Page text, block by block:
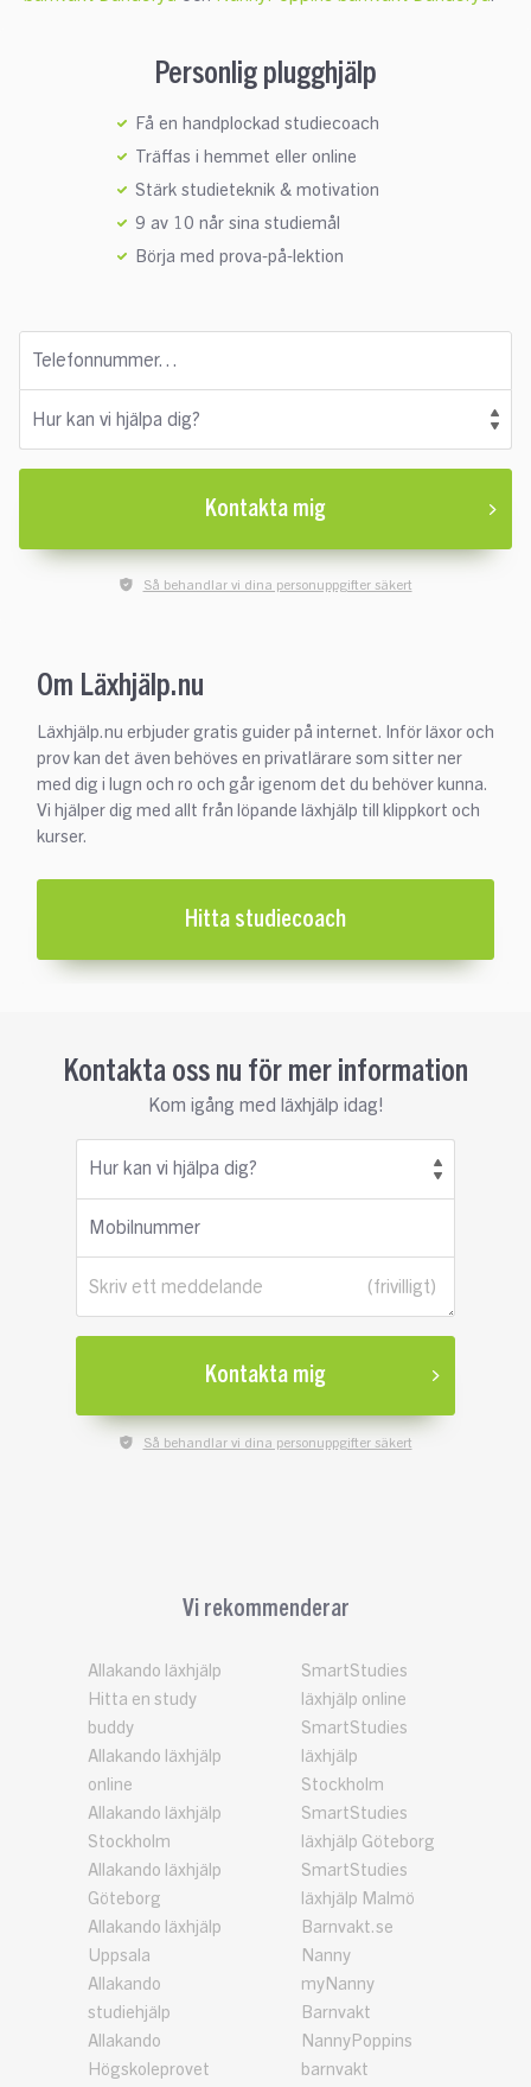
Personlig plugghjälp
Få en handplockad studiecoach
Träffas i hemmet eller online
Stärk studieteknik & motivation
9 av 10 når sina studiemål
Börja med prova-på-lektion
Telefonnummer…
Hur kan vi hjälpa dig?
Kontakta mig
Så behandlar vi dina personuppgifter säkert
Om Läxhjälp.nu
Läxhjälp.nu erbjuder gratis guider på internet. Inför läxor och
prov kan det även behöves en privatlärare som sitter ner
med dig i lugn och ro och går igenom det du behöver kunna.
Vi hjälper dig med allt från löpande läxhjälp till klippkort och
kurser.
Hitta studiecoach
Kontakta oss nu för mer information
Kom igång med läxhjälp idag!
Hur kan vi hjälpa dig?
Mobilnummer
Skriv ett meddelande
Kontakta mig
Så behandlar vi dina personuppgifter säkert
Vi rekommenderar
Allakando läxhjälp
Hitta en study
buddy
Allakando läxhjälp
online
Allakando läxhjälp
Stockholm
Allakando läxhjälp
Göteborg
Allakando läxhjälp
Uppsala
Allakando
studiehjälp
Allakando
Högskoleprovet
SmartStudies
läxhjälp online
SmartStudies
läxhjälp
Stockholm
SmartStudies
läxhjälp Göteborg
SmartStudies
läxhjälp Malmö
Barnvakt.se
Nanny
myNanny
Barnvakt
NannyPoppins
barnvakt